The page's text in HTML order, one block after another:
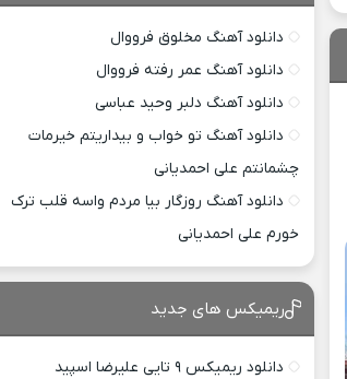
دانلود آهنگ مخلوق فرووال
دانلود آهنگ عمر رفته فرووال
دانلود آهنگ دلبر وحید عباسی
دانلود آهنگ تو خواب و بیداریتم خیرمات
چشمانتم علی احمدیانی
دانلود آهنگ روزگار بیا مردم واسه قلب ترک
خورم علی احمدیانی
ریمیکس های جدید
دانلود ریمیکس ۹ تایی علیرضا اسپید